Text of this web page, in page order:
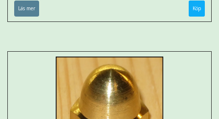
Läs mer